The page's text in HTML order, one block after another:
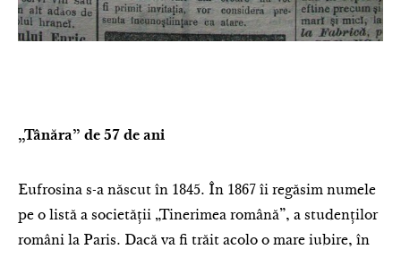
„Tânăra” de 57 de ani
Eufrosina s-a născut în 1845. În 1867 îi regăsim numele
pe o listă a societății „Tinerimea română”, a studenților
români la Paris. Dacă va fi trăit acolo o mare iubire, în